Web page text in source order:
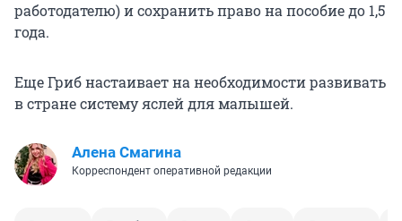
работодателю) и сохранить право на пособие до 1,5
года.
Еще Гриб настаивает на необходимости развивать
в стране систему яслей для малышей.
Алена Смагина
Корреспондент оперативной редакции